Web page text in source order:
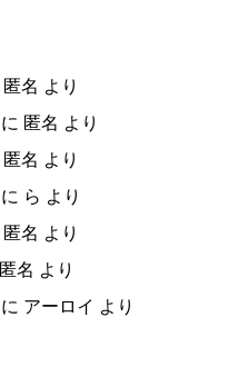
匿名 より
に 匿名 より
匿名 より
に ら より
匿名 より
匿名 より
に アーロイ より